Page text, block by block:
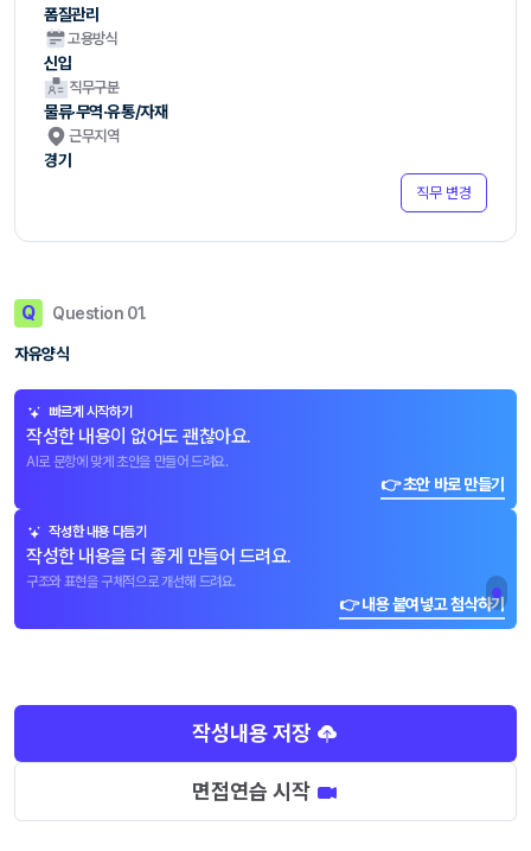
폼질관리
고용방식
신입
직무구분
물류·무역·유통/자재
근무지역
경기
직무 변경
Q Question 01.
자유양식
빠르게 시작하기
작성한 내용이 없어도 괜찮아요.
AI로 문항에 맞게 초안을 만들어 드려요.
👉 초안 바로 만들기
작성한 내용 다듬기
작성한 내용을 더 좋게 만들어 드려요.
구조와 표현을 구체적으로 개선해 드려요.
👉 내용 붙여넣고 첨삭하기
작성내용 저장
면접연습 시작